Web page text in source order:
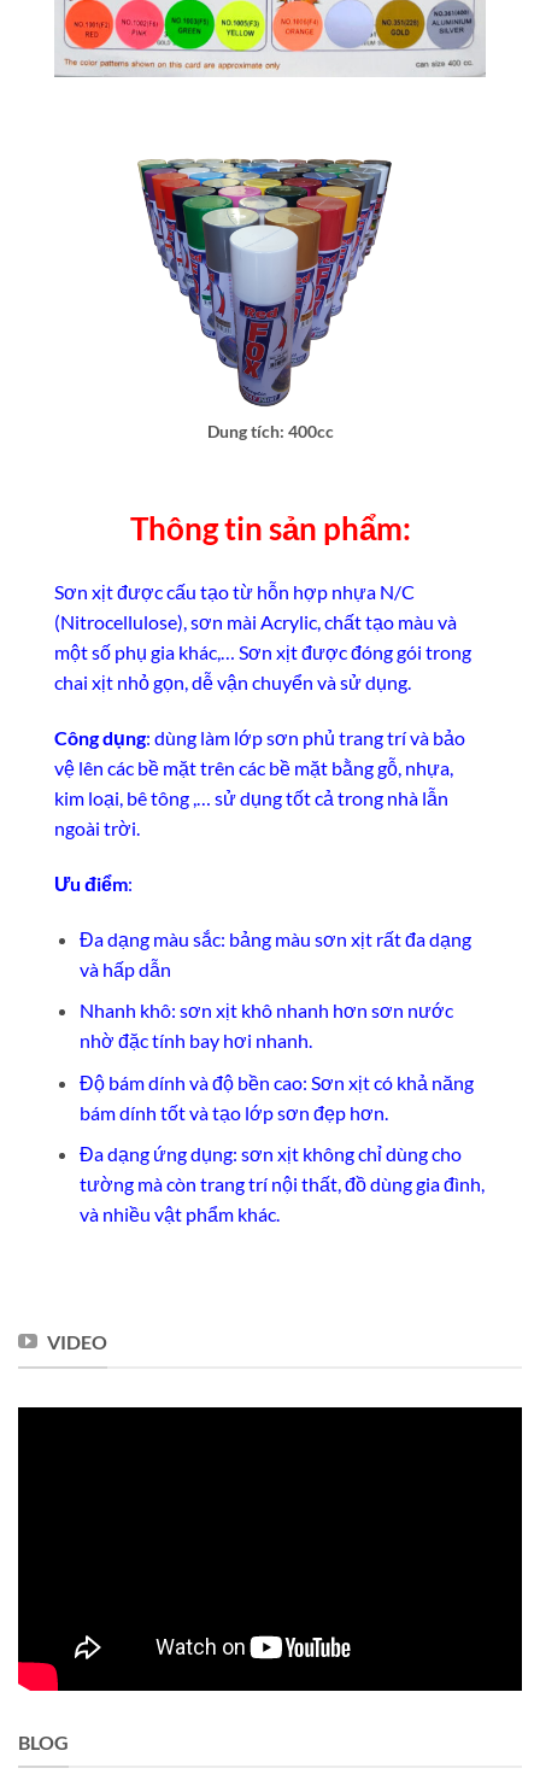
Dung tích: 400cc
Thông tin sản phẩm:
Sơn xịt được cấu tạo từ hỗn hợp nhựa N/C
(Nitrocellulose), sơn mài Acrylic, chất tạo màu và
một số phụ gia khác,… Sơn xịt được đóng gói trong
chai xịt nhỏ gọn, dễ vận chuyển và sử dụng.
Công dụng: dùng làm lớp sơn phủ trang trí và bảo
vệ lên các bề mặt trên các bề mặt bằng gỗ, nhựa,
kim loại, bê tông ,… sử dụng tốt cả trong nhà lẫn
ngoài trời.
Ưu điểm:
Đa dạng màu sắc: bảng màu sơn xịt rất đa dạng
và hấp dẫn
Nhanh khô: sơn xịt khô nhanh hơn sơn nước
nhờ đặc tính bay hơi nhanh.
Độ bám dính và độ bền cao: Sơn xịt có khả năng
bám dính tốt và tạo lớp sơn đẹp hơn.
Đa dạng ứng dụng: sơn xịt không chỉ dùng cho
tường mà còn trang trí nội thất, đồ dùng gia đình,
và nhiều vật phẩm khác.
VIDEO
BLOG